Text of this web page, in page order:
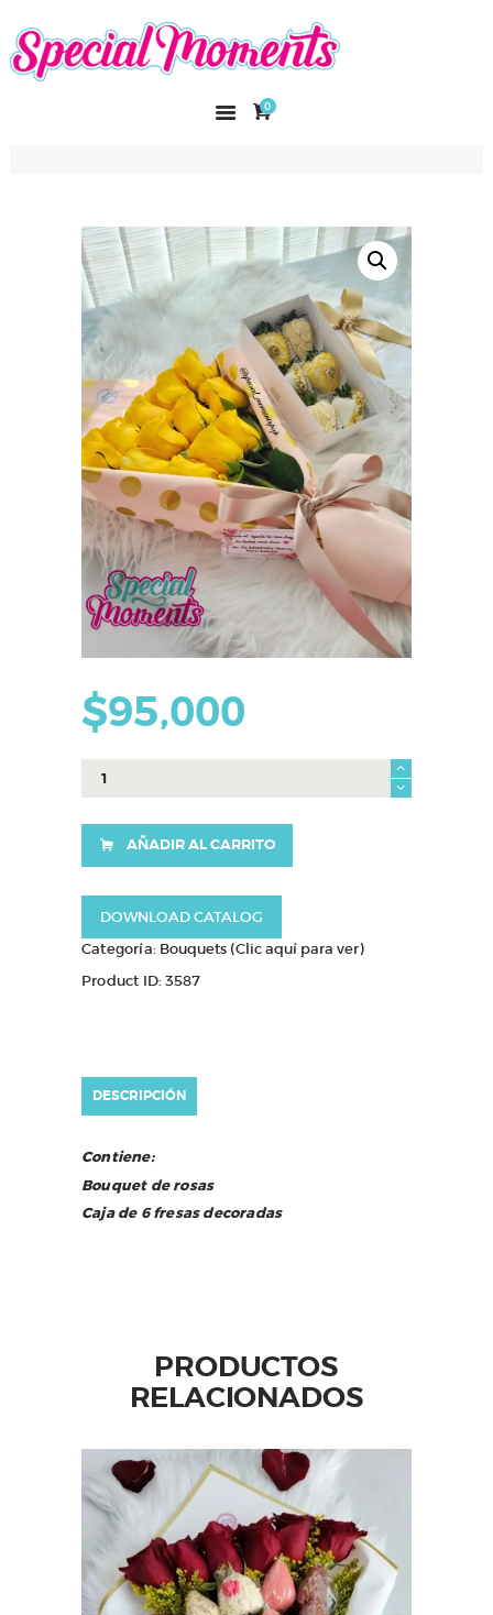
0
SPECIAL MOMENTS
El amor hecho arte
CURSOS
CONTACTO
$95,000
Bouquet
AÑADIR AL CARRITO
DOWNLOAD CATALOG
Categoría: Bouquets (Clic aquí para ver)
Product ID:3587
DESCRIPCIÓN
Contiene:
Bouquet de rosas
Caja de 6 fresas decoradas
PRODUCTOS
RELACIONADOS